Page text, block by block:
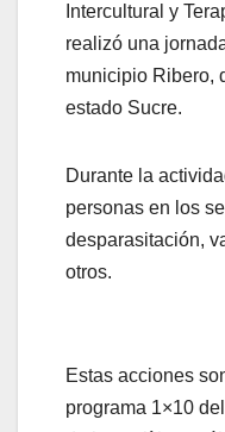
Intercultural y
realizó una
municipio Ribero,
estado Sucre.
Durante la
personas en los
desparasitación,
otros.
Estas acciones
programa 1×10